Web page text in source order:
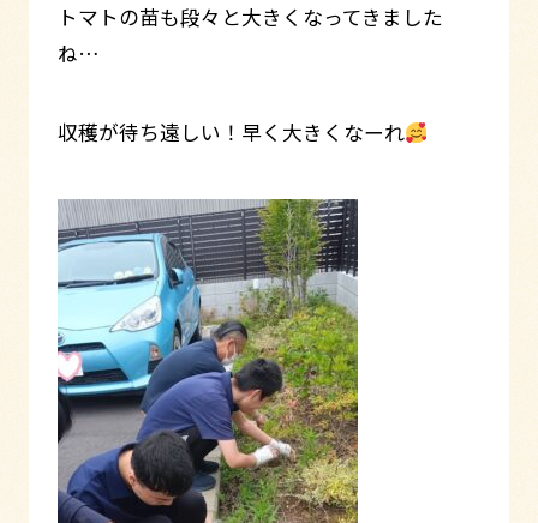
トマトの苗も段々と大きくなってきました
ね…
収穫が待ち遠しい！早く大きくなーれ